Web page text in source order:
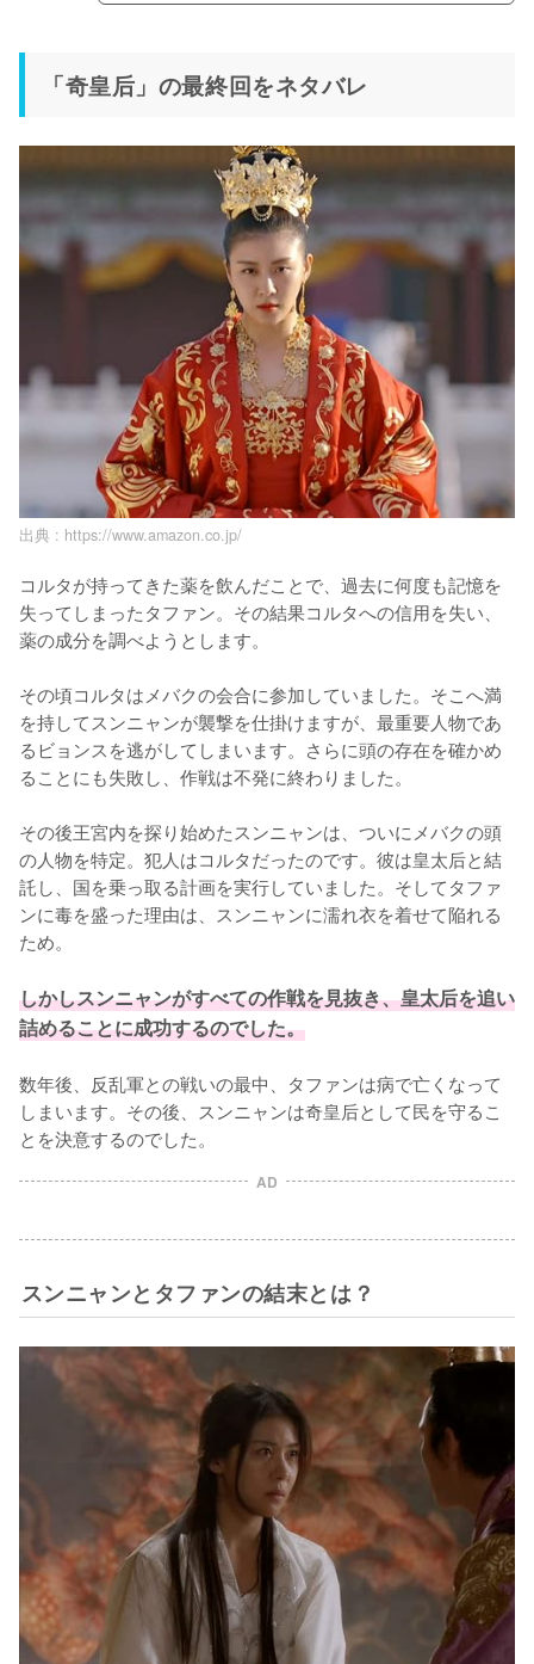
「奇皇后」の最終回をネタバレ
出典 : https://www.amazon.co.jp/
コルタが持ってきた薬を飲んだことで、過去に何度も記憶を
失ってしまったタファン。その結果コルタへの信用を失い、
薬の成分を調べようとします。
その頃コルタはメバクの会合に参加していました。そこへ満
を持してスンニャンが襲撃を仕掛けますが、最重要人物であ
るビョンスを逃がしてしまいます。さらに頭の存在を確かめ
ることにも失敗し、作戦は不発に終わりました。
その後王宮内を探り始めたスンニャンは、ついにメバクの頭
の人物を特定。犯人はコルタだったのです。彼は皇太后と結
託し、国を乗っ取る計画を実行していました。そしてタファ
ンに毒を盛った理由は、スンニャンに濡れ衣を着せて陥れる
ため。
しかしスンニャンがすべての作戦を見抜き、皇太后を追い
詰めることに成功するのでした。
数年後、反乱軍との戦いの最中、タファンは病で亡くなって
しまいます。その後、スンニャンは奇皇后として民を守るこ
とを決意するのでした。
AD
スンニャンとタファンの結末とは？